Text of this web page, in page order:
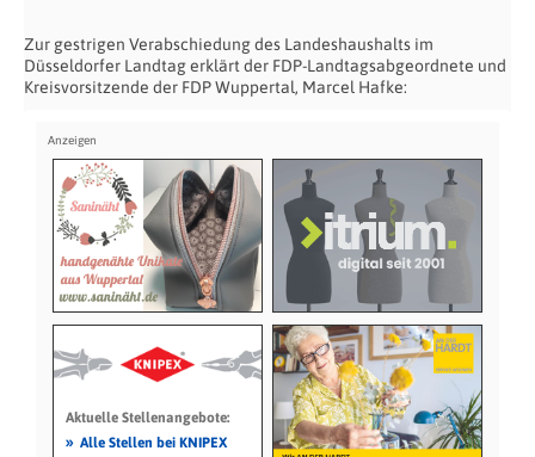
Zur gestrigen Verabschiedung des Landeshaushalts im
Düsseldorfer Landtag erklärt der FDP-Landtagsabgeordnete und
Kreisvorsitzende der FDP Wuppertal, Marcel Hafke:
Aktuelle Stellenangebote:
» Alle Stellen bei KNIPEX